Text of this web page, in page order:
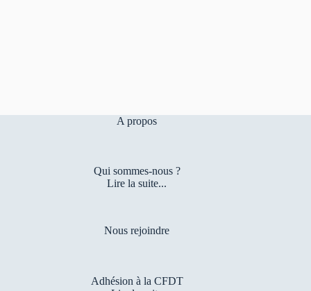
A propos
Qui sommes-nous ?
Lire la suite...
Nous rejoindre
Adhésion à la CFDT